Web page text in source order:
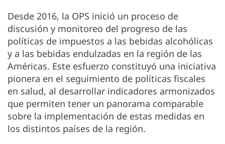
Desde 2016, la OPS inició un proceso de
discusión y monitoreo del progreso de las
políticas de impuestos a las bebidas alcohólicas
y a las bebidas endulzadas en la región de las
Américas. Este esfuerzo constituyó una iniciativa
pionera en el seguimiento de políticas fiscales
en salud, al desarrollar indicadores armonizados
que permiten tener un panorama comparable
sobre la implementación de estas medidas en
los distintos países de la región.